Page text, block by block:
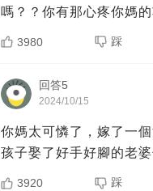
嗎？？你有那心疼你媽
3980 踩
回答5
2024/10/15
你媽太可憐了，嫁了一
孩子娶了好手好腳的老
3920 踩